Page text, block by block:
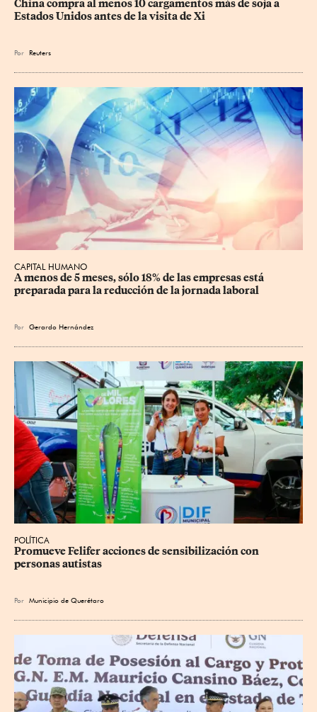
China compra al menos 10 cargamentos más de soja a
Estados Unidos antes de la visita de Xi
Por Reuters
CAPITAL HUMANO
A menos de 5 meses, sólo 18% de las empresas está
preparada para la reducción de la jornada laboral
Por Gerardo Hernández
POLÍTICA
Promueve Felifer acciones de sensibilización con
personas autistas
Por Municipio de Querétaro